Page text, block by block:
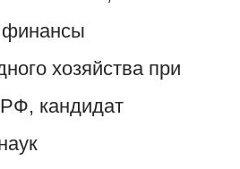
финансы
хозяйства при
кандидат